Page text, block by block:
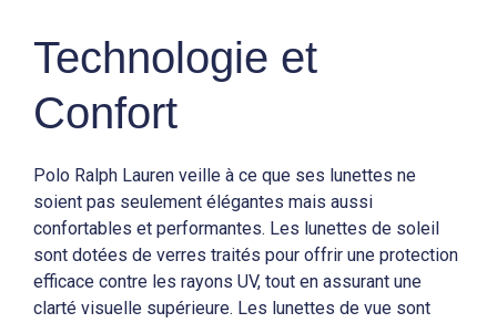
Technologie et
Confort
Polo Ralph Lauren veille à ce que ses lunettes ne
soient pas seulement élégantes mais aussi
confortables et performantes. Les lunettes de soleil
sont dotées de verres traités pour offrir une protection
efficace contre les rayons UV, tout en assurant une
clarté visuelle supérieure. Les lunettes de vue sont